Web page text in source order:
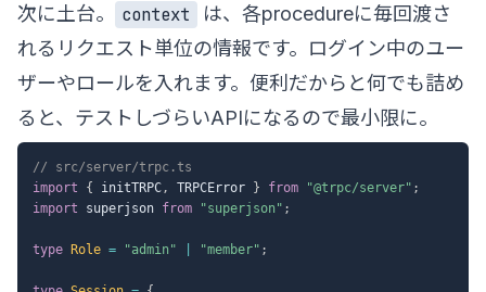
次に土台。 context
は、各procedureに毎回渡さ
れるリクエスト単位の情報です。ログイン中のユー
ザーやロールを入れます。便利だからと何でも詰め
ると、テストしづらいAPIになるので最小限に。
// src/server/trpc.ts
import
{ initTRPC, TRPCError } from "@trpc/server" ;
import superjson from "superjson" ;
type Role = "admin" "member" ;